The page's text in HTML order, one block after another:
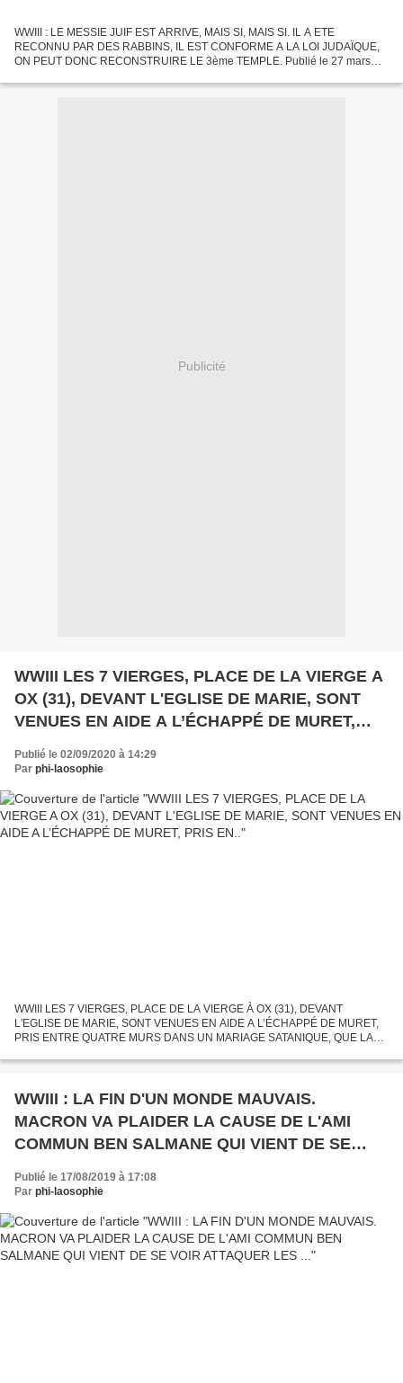
WWIII : LE MESSIE JUIF EST ARRIVE, MAIS SI, MAIS SI. IL A ETE
RECONNU PAR DES RABBINS, IL EST CONFORME A LA LOI JUDAÏQUE,
ON PEUT DONC RECONSTRUIRE LE 3ème TEMPLE. Publié le 27 mars
Overblog...
Publicité
WWIII LES 7 VIERGES, PLACE DE LA VIERGE A
OX (31), DEVANT L'EGLISE DE MARIE, SONT
VENUES EN AIDE A L’ÉCHAPPÉ DE MURET,
Publié le 02/09/2020 à 14:29
Par phi-laosophie
WWIII LES 7 VIERGES, PLACE DE LA VIERGE À OX (31), DEVANT
L'EGLISE DE MARIE, SONT VENUES EN AIDE A L’ÉCHAPPÉ DE MURET,
PRIS ENTRE QUATRE MURS DANS UN MARIAGE SATANIQUE, QUE LA
LORRAIN DE NANCY, ALAIN...
WWIII : LA FIN D'UN MONDE MAUVAIS.
MACRON VA PLAIDER LA CAUSE DE L'AMI
COMMUN BEN SALMANE QUI VIENT DE SE
VOIR ATTAQUER LES ...
Publié le 17/08/2019 à 17:08
Par phi-laosophie